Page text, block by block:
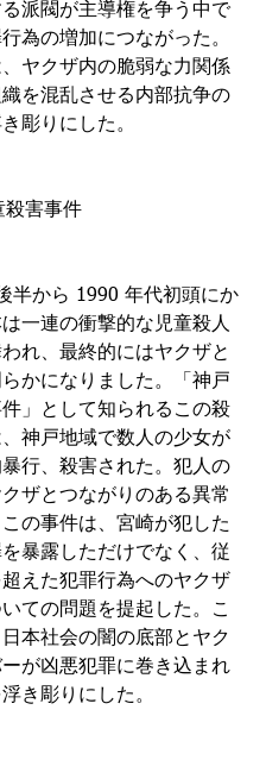
派閥が主導権を争う中で
為の増加につながった。
ヤクザ内の脆弱な力関係
を混乱させる内部抗争の
彫りにした。
殺害事件
半から 1990 年代初頭にか
一連の衝撃的な児童殺人
れ、最終的にはヤクザと
かになりました。「神戸
」として知られるこの殺
神戸地域で数人の少女が
行、殺害された。犯人の
ザとつながりのある異常
の事件は、宮崎が犯した
暴露しただけでなく、従
えた犯罪行為へのヤクザ
ての問題を提起した。こ
本社会の闇の底部とヤク
が凶悪犯罪に巻き込まれ
き彫りにした。